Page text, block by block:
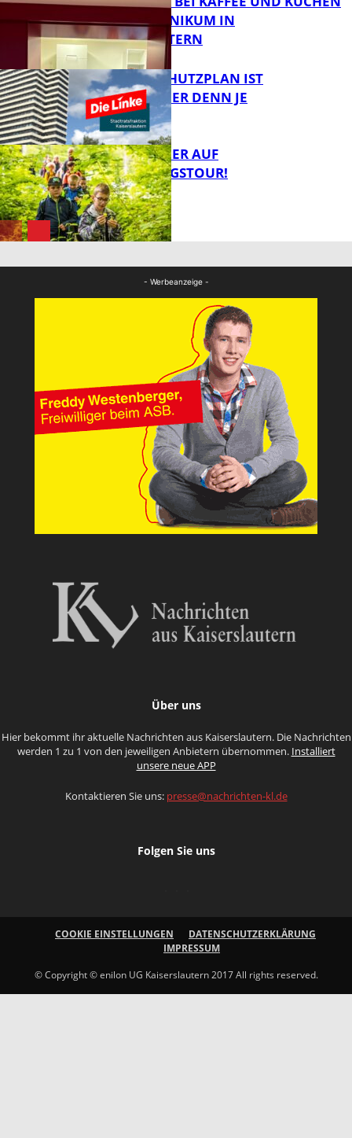
FB News
FB Gesundheit
IM PFALZKLINIKUM IN
KAISERSLAUTERN
FB News
EIN HITZESCHUTZPLAN IST
NOTWENDIGER DENN JE
MIT DEM JÄGER AUF
ENTDECKUNGSTOUR!
- Werbeanzeige -
Über uns
Hier bekommt ihr aktuelle Nachrichten aus Kaiserslautern. Die Nachrichten
werden 1 zu 1 von den jeweiligen Anbietern übernommen. Installiert
unsere neue APP
Kontaktieren Sie uns: presse@nachrichten-kl.de
Folgen Sie uns
COOKIE EINSTELLUNGEN
DATENSCHUTZERKLÄRUNG
IMPRESSUM
© Copyright © enilon UG Kaiserslautern 2017 All rights reserved.